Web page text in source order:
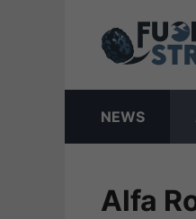
NEWS
Alfa